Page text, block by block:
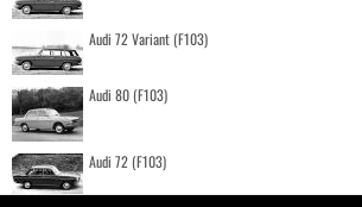
Audi 72 Variant (F103)
Audi 80 (F103)
Audi 72 (F103)